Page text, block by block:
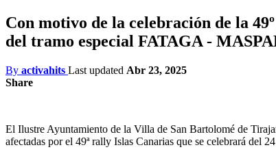
Con motivo de la celebración de la
del tramo especial FATAGA -
By activahits Last updated Abr 23, 2025
Share
El Ilustre Ayuntamiento de la Villa de San Bartolomé de
afectadas por el 49ª rally Islas Canarias que se celebrará del